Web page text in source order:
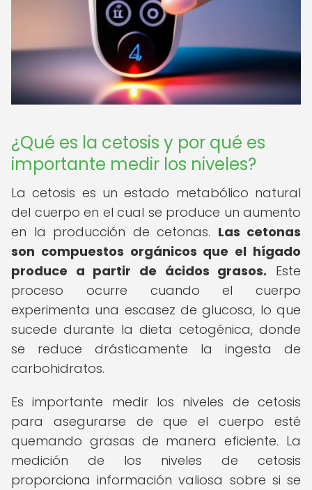
¿Qué es la cetosis y por qué es
importante medir los niveles?
La cetosis es un estado metabólico natural
del cuerpo en el cual se produce un aumento
en la producción de cetonas. Las cetonas
son compuestos orgánicos que el hígado
produce a partir de ácidos grasos. Este
proceso ocurre cuando el cuerpo
experimenta una escasez de glucosa, lo que
sucede durante la dieta cetogénica, donde
se reduce drásticamente la ingesta de
carbohidratos.
Es importante medir los niveles de cetosis
para asegurarse de que el cuerpo esté
quemando grasas de manera eficiente. La
medición de los niveles de cetosis
proporciona información valiosa sobre si se